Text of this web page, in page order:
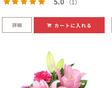
（1）
詳細 カートに入れる